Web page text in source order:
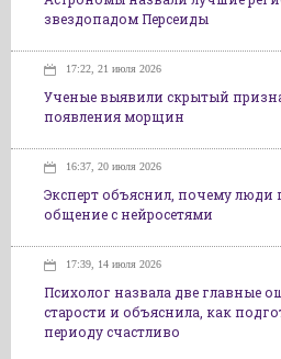
звездопадом Персеиды
17:22, 21 июля 2026
Ученые выявили скрытый
появления морщин
16:37, 20 июля 2026
Эксперт объяснил, почему люди
общение с нейросетями
17:39, 14 июля 2026
Психолог назвала две главные
старости и объяснила, как
периоду счастливо